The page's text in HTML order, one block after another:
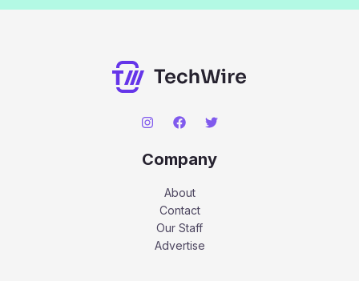
Company
About
Contact
Our Staff
Advertise